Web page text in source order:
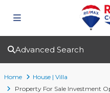
Advanced Search
Home
House | Villa
Property For Sale Investment